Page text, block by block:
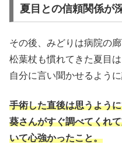
夏目との信頼関係が
その後、みどりは病院の
松葉杖も慣れてきた夏目
自分に言い聞かせるよう
手術した直後は思うよう
葵さんがすぐ調べてくれ
いて心強かったこと。